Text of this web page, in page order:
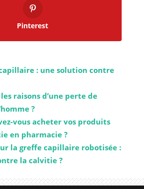
Pinterest
: une solution contre
raisons d’une perte de
?
vous acheter vos produits
en pharmacie ?
la greffe capillaire robotisée :
la calvitie ?